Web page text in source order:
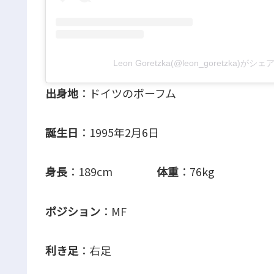
Leon Goretzka(@leon_goretzka)がシェ
出身地 ：ドイツのボーフム
誕生日 ：1995年2月6日
身長 ：189cm 体重 ：76kg
ポジション ：MF
利き足：右足